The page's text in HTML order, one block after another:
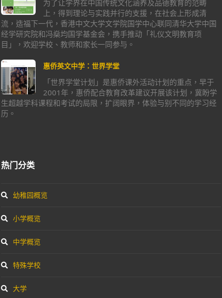
为了让学界在中国传统文化涵养及品德教育的范畴
上，得到理论与实践并行的支援，在社会上形成清
流，造福下一代，香港中文大学文学院国学中心联同清华大学中国
经学研究院和冯燊均国学基金会，携手推动「礼仪文明教育项
目」，欢迎学校、教师和家长一同参与。
惠侨英文中学：世界学堂
「世界学堂计划」是惠侨课外活动计划的重点，早于
2001年，惠侨配合教育改革建议开展该计划，冀盼学
生超越学科课程和考试的局限，扩阔眼界，体验与别不同的学习经
历。
热门分类
幼稚园概览
小学概览
中学概览
特殊学校
大学